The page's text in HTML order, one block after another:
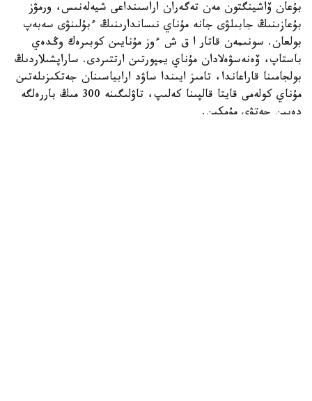
بۇعان ۆاشينگتون مەن تەگەران اراسىنداعى شيەلەنىس، ورمۋز
بۇعازىنىڭ جابىلۋى جانە مۇناي نىساندارىنىڭ ءبۇلىنۋى سەبەپ
بولعان. سونىمەن قاتار ا ق ش ءوز مۇنايىن كوبىرەك وڭدەي
باستاپ، ۆەنەسۋەلادان مۇناي يمپورتىن ارتتىردى. ساراپشىلاردىڭ
بولجامىنا قاراعاندا، تامىز ايىندا ساۋد ارابياسىنان جەتكىزىلەتىن
مۇناي كولەمى قايتا قالپىنا كەلىپ، تاۋلىگىنە 300 مىڭ باررەلگە
دەيىن جەتۋى مۇمكىن.